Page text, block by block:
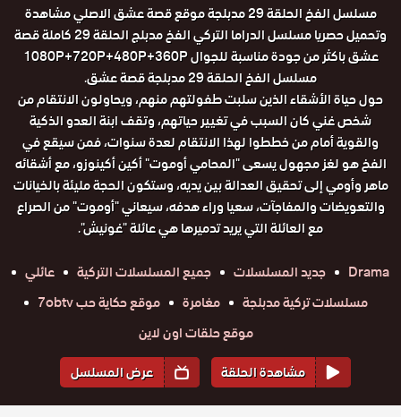
مسلسل الفخ الحلقة 29 مدبلجة موقع قصة عشق الاصلي مشاهدة
وتحميل حصريا مسلسل الدراما التركي الفخ مدبلج الحلقة 29 كاملة قصة
عشق باكثر من جودة مناسبة للجوال 1080P+720P+480P+360P
مسلسل الفخ الحلقة 29 مدبلجة قصة عشق.
حول حياة الأشقاء الذين سلبت طفولتهم منهم، ويحاولون الانتقام من
شخص غني كان السبب في تغيير حياتهم، وتقف ابنة العدو الذكية
والقوية أمام من خططوا لهذا الانتقام لعدة سنوات، فمن سيقع في
الفخ هو لغز مجهول يسعى "المحامي أوموت" أكين أكينوزو، مع أشقائه
ماهر وأومي إلى تحقيق العدالة بين يديه، وستكون الحجة مليئة بالخيانات
والتعويضات والمفاجآت، سعيا وراء هدفه، سيعاني "أوموت" من الصراع
مع العائلة التي يريد تدميرها هي عائلة "غونيش".
Drama
جديد المسلسلات جميع المسلسلات التركية
عائلي
مسلسلات تركية مدبلجة
مغامرة
موقع حكاية حب 7obtv
موقع حلقات اون لاين
مشاهدة الحلقة
عرض المسلسل